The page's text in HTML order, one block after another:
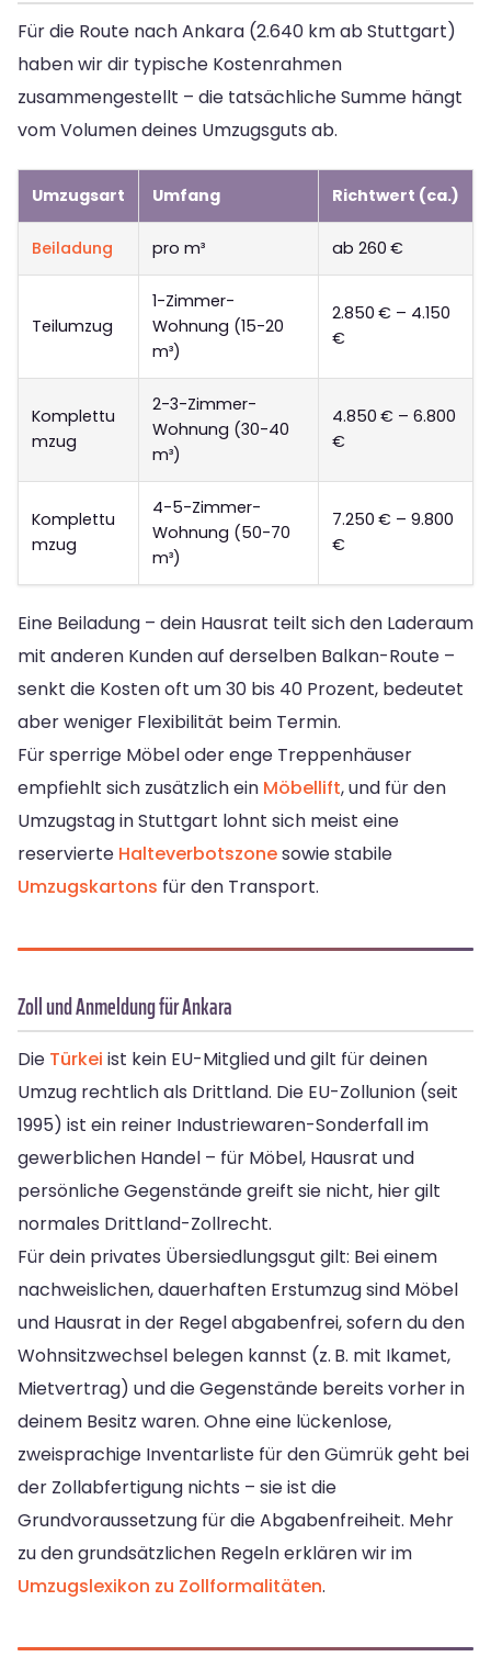
Für die Route nach Ankara (2.640 km ab Stuttgart)
haben wir dir typische Kostenrahmen
zusammengestellt – die tatsächliche Summe hängt
vom Volumen deines Umzugsguts ab.
Umzugsart Umfang Richtwert (ca.)
Beiladung pro m³ ab 260 €
Teilumzug
1-Zimmer-
Wohnung (15-20
m³)
2.850 € – 4.150
€
Komplettu
mzug
2-3-Zimmer-
Wohnung (30-40
m³)
4.850 € – 6.800
€
Komplettu
mzug
4-5-Zimmer-
Wohnung (50-70
m³)
7.250 € – 9.800
€
Eine Beiladung – dein Hausrat teilt sich den Laderaum
mit anderen Kunden auf derselben Balkan-Route –
senkt die Kosten oft um 30 bis 40 Prozent, bedeutet
aber weniger Flexibilität beim Termin.
Für sperrige Möbel oder enge Treppenhäuser
empfiehlt sich zusätzlich ein Möbellift, und für den
Umzugstag in Stuttgart lohnt sich meist eine
reservierte Halteverbotszonesowie stabile
Umzugskartons für den Transport.
Zoll und Anmeldung für Ankara
Die Türkei ist kein EU-Mitglied und gilt für deinen
Umzug rechtlich als Drittland. Die EU-Zollunion (seit
1995) ist ein reiner Industriewaren-Sonderfall im
gewerblichen Handel – für Möbel, Hausrat und
persönliche Gegenstände greift sie nicht, hier gilt
normales Drittland-Zollrecht.
Für dein privates Übersiedlungsgut gilt: Bei einem
nachweislichen, dauerhaften Erstumzug sind Möbel
und Hausrat in der Regel abgabenfrei, sofern du den
Wohnsitzwechsel belegen kannst (z. B. mit Ikamet,
Mietvertrag) und die Gegenstände bereits vorher in
deinem Besitz waren. Ohne eine lückenlose,
zweisprachige Inventarliste für den Gümrük geht bei
der Zollabfertigung nichts – sie ist die
Grundvoraussetzung für die Abgabenfreiheit. Mehr
zu den grundsätzlichen Regeln erklären wir im
Umzugslexikon zu Zollformalitäten.